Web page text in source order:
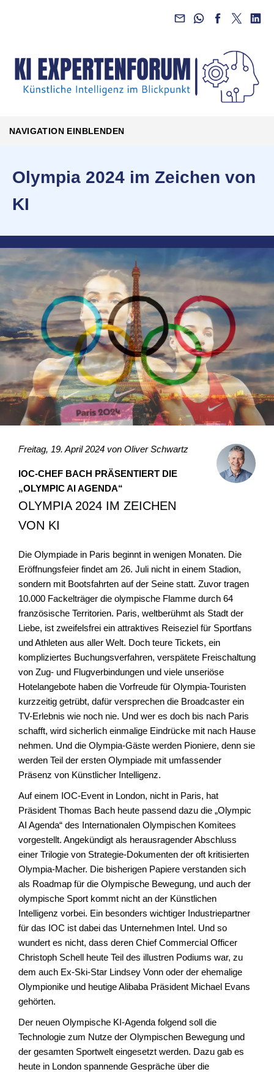
NAVIGATION EINBLENDEN
Olympia 2024 im Zeichen von
KI
Freitag, 19. April 2024 von Oliver Schwartz
IOC-CHEF BACH PRÄSENTIERT DIE
„OLYMPIC AI AGENDA“
OLYMPIA 2024 IM ZEICHEN
VON KI
Die Olympiade in Paris beginnt in wenigen Monaten. Die
Eröffnungsfeier findet am 26. Juli nicht in einem Stadion,
sondern mit Bootsfahrten auf der Seine statt. Zuvor tragen
10.000 Fackelträger die olympische Flamme durch 64
französische Territorien. Paris, weltberühmt als Stadt der
Liebe, ist zweifelsfrei ein attraktives Reiseziel für Sportfans
und Athleten aus aller Welt. Doch teure Tickets, ein
kompliziertes Buchungsverfahren, verspätete Freischaltung
von Zug- und Flugverbindungen und viele unseriöse
Hotelangebote haben die Vorfreude für Olympia-Touristen
kurzzeitig getrübt, dafür versprechen die Broadcaster ein
TV-Erlebnis wie noch nie. Und wer es doch bis nach Paris
schafft, wird sicherlich einmalige Eindrücke mit nach Hause
nehmen. Und die Olympia-Gäste werden Pioniere, denn sie
werden Teil der ersten Olympiade mit umfassender
Präsenz von Künstlicher Intelligenz.
Auf einem IOC-Event in London, nicht in Paris, hat
Präsident Thomas Bach heute passend dazu die „Olympic
AI Agenda“ des Internationalen Olympischen Komitees
vorgestellt. Angekündigt als herausragender Abschluss
einer Trilogie von Strategie-Dokumenten der oft kritisierten
Olympia-Macher. Die bisherigen Papiere verstanden sich
als Roadmap für die Olympische Bewegung, und auch der
olympische Sport kommt nicht an der Künstlichen
Intelligenz vorbei. Ein besonders wichtiger Industriepartner
für das IOC ist dabei das Unternehmen Intel. Und so
wundert es nicht, dass deren Chief Commercial Officer
Christoph Schell heute Teil des illustren Podiums war, zu
dem auch Ex-Ski-Star Lindsey Vonn oder der ehemalige
Olympionike und heutige Alibaba Präsident Michael Evans
gehörten.
Der neuen Olympische KI-Agenda folgend soll die
Technologie zum Nutze der Olympischen Bewegung und
der gesamten Sportwelt eingesetzt werden. Dazu gab es
heute in London spannende Gespräche über die